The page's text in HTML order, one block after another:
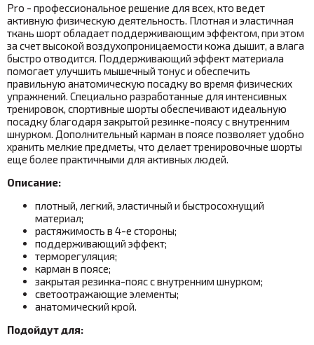
Pro - профессиональное решение для всех, кто ведет
активную физическую деятельность. Плотная и эластичная
ткань шорт обладает поддерживающим эффектом, при этом
за счет высокой воздухопроницаемости кожа дышит, а влага
быстро отводится. Поддерживающий эффект материала
помогает улучшить мышечный тонус и обеспечить
правильную анатомическую посадку во время физических
упражнений. Специально разработанные для интенсивных
тренировок, спортивные шорты обеспечивают идеальную
посадку благодаря закрытой резинке-поясу с внутренним
шнурком. Дополнительный карман в поясе позволяет удобно
хранить мелкие предметы, что делает тренировочные шорты
еще более практичными для активных людей.
Описание:
плотный, легкий, эластичный и быстросохнущий
материал;
растяжимость в 4-е стороны;
поддерживающий эффект;
терморегуляция;
карман в поясе;
закрытая резинка-пояс с внутренним шнурком;
светоотражающие элементы;
анатомический крой.
Подойдут для: